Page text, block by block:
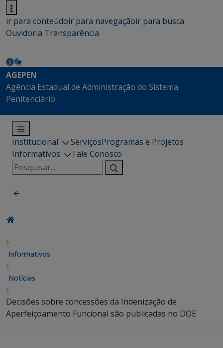
ir para conteúdoir para navegaçãoir para busca
Ouvidoria Transparência
AGEPEN
Agência Estadual de Administração do Sistema
Penitenciário
Institucional ServiçosProgramas e Projetos
Informativos
Fale Conosco
Pesquisar
por:
Informativos
Notícias
Decisões sobre concessões da Indenização de
Aperfeiçoamento Funcional são publicadas no DOE